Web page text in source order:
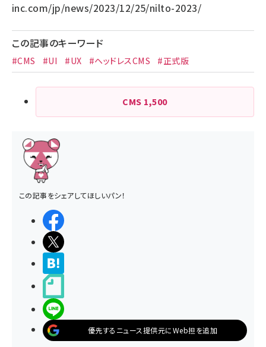
inc.com/jp/news/2023/12/25/nilto-2023/
この記事のキーワード
#CMS #UI #UX #ヘッドレスCMS #正式版
CMS 1,500
この記事をシェアしてほしいパン！
優先するニュース提供元にWeb担を追加